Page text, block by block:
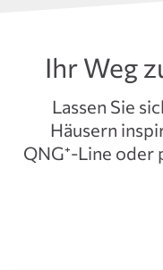
Lassen Sie
Häusern
QNG⁺-Line oder
Ihr Weg